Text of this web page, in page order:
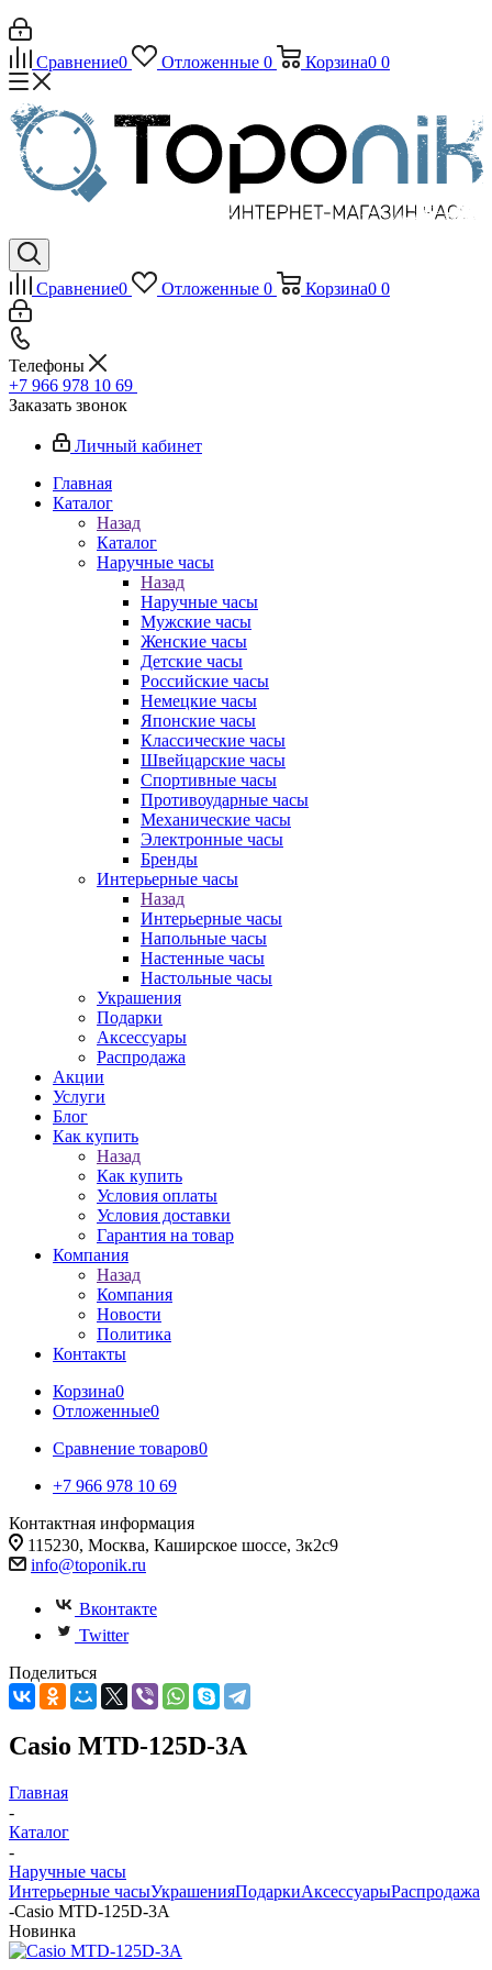
Сравнение0 Отложенные 0 Корзина0 0
Сравнение0 Отложенные 0 Корзина0 0
Телефоны
+7 966 978 10 69
Заказать звонок
Личный кабинет
Главная
Каталог
Назад
Каталог
Наручные часы
Назад
Наручные часы
Мужские часы
Женские часы
Детские часы
Российские часы
Немецкие часы
Японские часы
Классические часы
Швейцарские часы
Спортивные часы
Противоударные часы
Механические часы
Электронные часы
Бренды
Интерьерные часы
Назад
Интерьерные часы
Напольные часы
Настенные часы
Настольные часы
Украшения
Подарки
Аксессуары
Распродажа
Акции
Услуги
Блог
Как купить
Назад
Как купить
Условия оплаты
Условия доставки
Гарантия на товар
Компания
Назад
Компания
Новости
Политика
Контакты
Корзина0
Отложенные0
Сравнение товаров0
+7 966 978 10 69
Контактная информация
115230, Москва, Каширское шоссе, 3к2с9
info@toponik.ru
Вконтакте
Twitter
Поделиться
Casio MTD-125D-3A
Главная
-
Каталог
-
Наручные часы
Интерьерные часыУкрашенияПодаркиАксессуарыРаспродажа
-Casio MTD-125D-3A
Новинка